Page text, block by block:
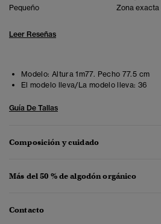
Pequeño Zona exacta
Leer Reseñas
Modelo: Altura 1m77. Pecho 77.5 cm
El modelo lleva/La modelo lleva: 36
Guía De Tallas
Composición y cuidado
Más del 50 % de algodón orgánico
Contacto